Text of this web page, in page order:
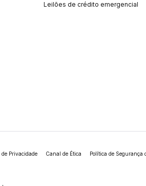
Leilões de crédito emergencial
de Privacidade Canal de Ética Política de Segurança